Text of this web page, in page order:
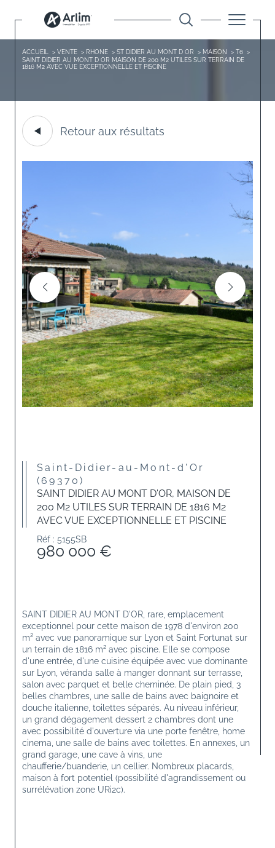
ACCUEIL VENTE RHONE ST DIDIER AU MONT D OR MAISON
T6
SAINT DIDIER AU MONT D OR MAISON DE 200 M2 UTILES SUR TERRAIN DE
1816 M2 AVEC VUE EXCEPTIONNELLE ET PISCINE
Retour aux résultats
Saint-Didier-au-Mont-d'Or
(69370)
SAINT DIDIER AU MONT D'OR, MAISON DE
200 M2 UTILES SUR TERRAIN DE 1816 M2
AVEC VUE EXCEPTIONNELLE ET PISCINE
Réf : 5155SB
980 000 €
SAINT DIDIER AU MONT D'OR, rare, emplacement
exceptionnel pour cette maison de 1978 d'environ 200
m² avec vue panoramique sur Lyon et Saint Fortunat sur
un terrain de 1816 m² avec piscine. Elle se compose
d'une entrée, d'une cuisine équipée avec vue dominante
sur Lyon, véranda salle à manger donnant sur terrasse,
salon avec parquet et belle cheminée. De plain pied, 3
belles chambres, une salle de bains avec baignoire et
douche italienne, toilettes séparés. Au niveau inférieur,
un grand dégagement dessert 2 chambres dont une
avec possibilité d'ouverture via une porte fenêtre, home
cinema, une salle de bains avec toilettes. En annexes, un
grand garage, une cave à vins, une
chaufferie/buanderie, un cellier. Nombreux placards,
maison à fort potentiel (possibilité d'agrandissement ou
surrélévation zone URi2c).